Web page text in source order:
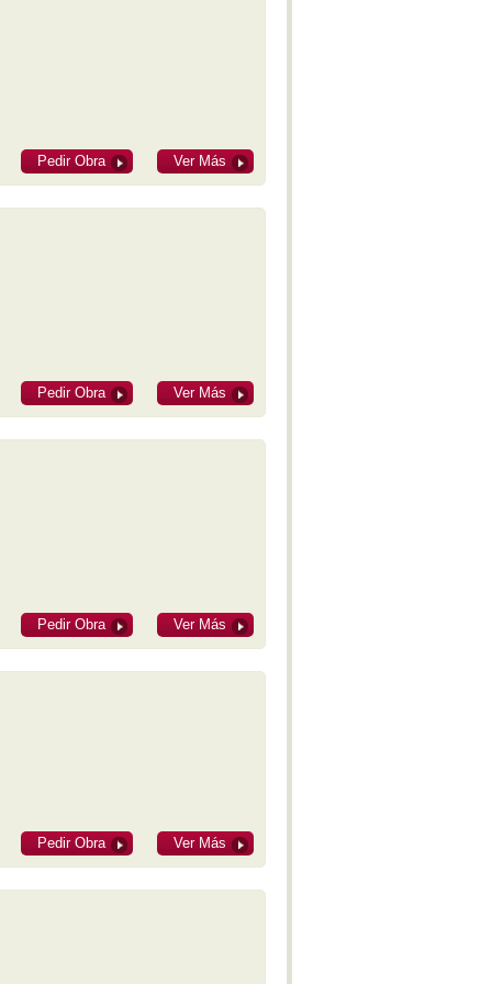
Polimeni - Sospechoso
II
Doura - La Pasión de Saverio
Milena -M-IV
Concierto Argentino -M-II
-M-I
No. 3 -M-III
Ollantay -M-II
para Violín - M-XI
sobre temes de Pau
Pedir Obra Ver Más
Pedir Obra Ver Más
Pedir Obra Ver Más
Pedir Obra Ver Más